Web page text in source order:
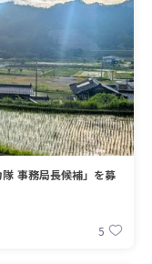
事務局長候補」を募
5